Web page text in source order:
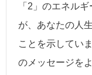
「2」のエネル
が、あなたの人
ことを示してい
のメッセージを